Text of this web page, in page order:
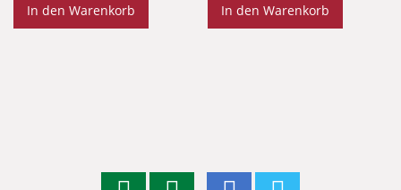
In den Warenkorb In den Warenkorb